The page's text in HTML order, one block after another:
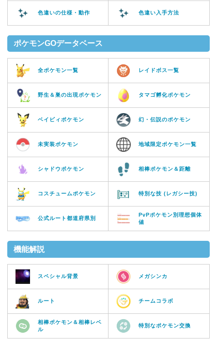
色違いの仕様・動作 色違い入手方法
ポケモンGOデータベース
全ポケモン一覧 レイドボス一覧
野生＆巣の出現ポケモン タマゴ孵化ポケモン
ベイビィポケモン 幻・伝説のポケモン
未実装ポケモン 地域限定ポケモン一覧
シャドウポケモン 相棒ポケモン＆距離
コスチュームポケモン 特別な技 (レガシー技)
公式ルート都道府県別
PvPポケモン別理想個体
値
機能解説
スペシャル背景 メガシンカ
ルート チームコラボ
相棒ポケモン＆相棒レベ
ル
特別なポケモン交換